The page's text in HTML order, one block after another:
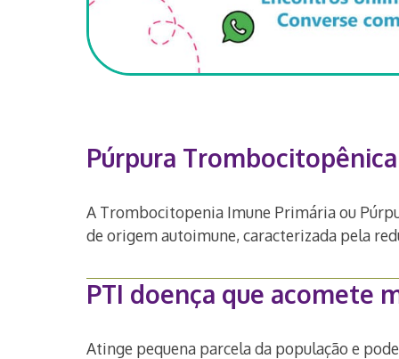
Púrpura
A Trombocitopenia Imune Primária ou
de origem autoimune, caracterizada pela
PTI doença que acomete
Atinge pequena parcela da população e